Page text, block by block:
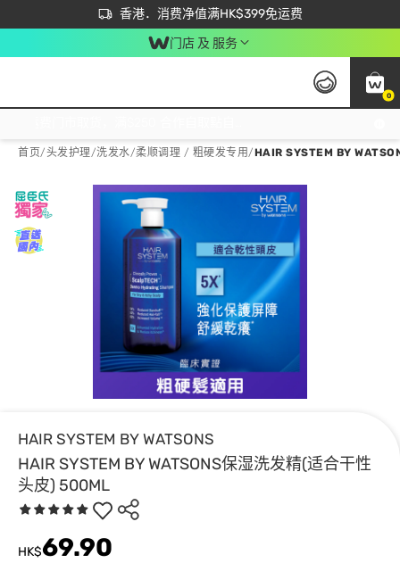
香港．消费净值满HK$399免运费
立即成为易赏钱会员尽享独家优惠
首次APP下单买满$450 输入 NEWAPP 即减$50
门店 及 服务
0
首页/头发护理/洗发水/柔顺调理 / 粗硬发专用/HAIR SYSTEM BY
HAIR SYSTEM BY WATSONS
HAIR SYSTEM BY WATSONS保湿洗发精(适合干性
头皮) 500ML
HK$69.90